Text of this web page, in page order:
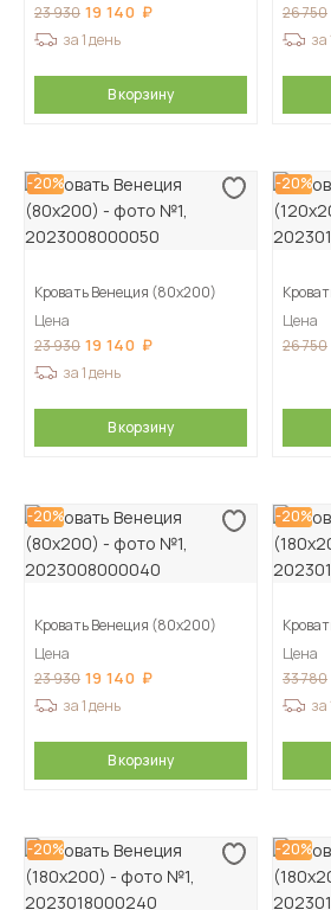
23 930 19 140
за 1 день
В корзину
26 750
за
-20%
Кровать Венеция (80х200)
Цена
23 930 19 140
за 1 день
В корзину
-20%
Цена
26 750
-20%
Кровать Венеция (80х200)
Цена
23 930 19 140
за 1 день
В корзину
-20%
Цена
33 780
за
-20% -20%